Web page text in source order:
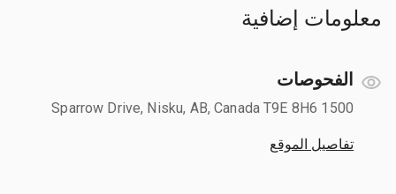
معلومات إضافية
الفحوصات
1500 Sparrow Drive, Nisku, AB, Canada T9E 8H6
تفاصيل الموقع